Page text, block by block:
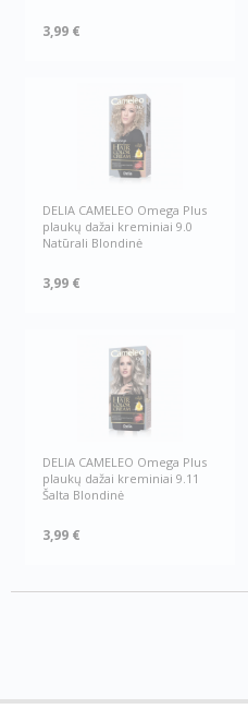
3,99 €
DELIA CAMELEO Omega Plus
plaukų dažai kreminiai 9.0
Natūrali Blondinė
3,99 €
DELIA CAMELEO Omega Plus
plaukų dažai kreminiai 9.11
Šalta Blondinė
3,99 €